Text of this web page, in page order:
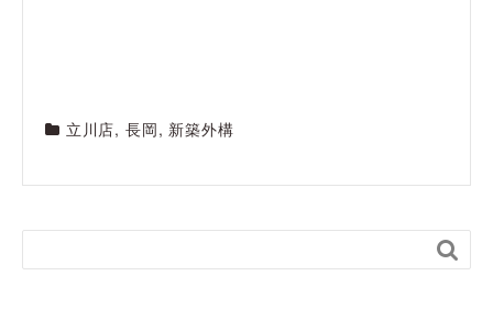
立川店, 長岡, 新築外構
